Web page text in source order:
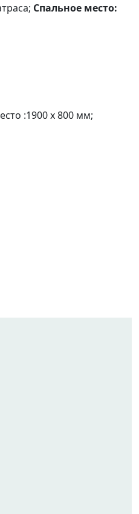
Спальное место:
:1900 х 800 мм;